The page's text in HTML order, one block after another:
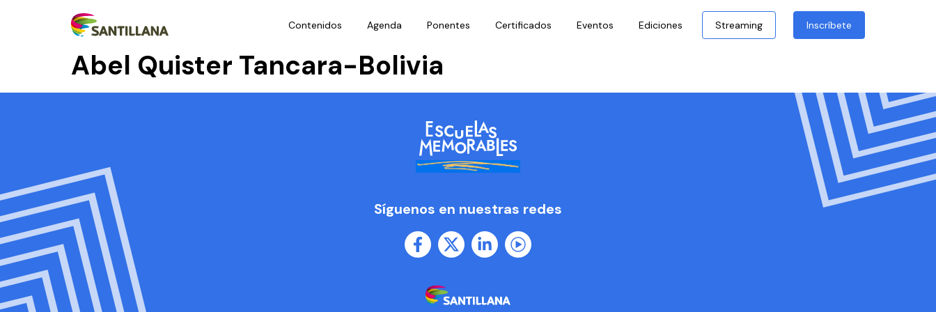
Contenidos Agenda Ponentes Certificados Eventos Ediciones Streaming Inscríbete
Abel Quister Tancara-Bolivia
Síguenos en nuestras redes